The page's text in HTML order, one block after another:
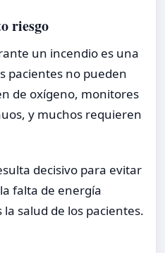
riesgo
un incendio es una
pacientes no pueden
de oxígeno, monitores
y muchos requieren
decisivo para evitar
falta de energía
salud de los pacientes.